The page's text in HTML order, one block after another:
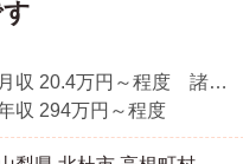
月収 20.4万円～程度 諸手当込
収 294万円～程度